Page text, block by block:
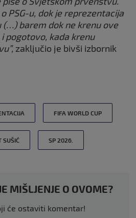
PSG-u, dok je reprezentacija
(…) barem dok ne krenu ove
pogotovo, kada krenu
zaključio je bivši izbornik
FIFA WORLD CUP
SUŠIĆ SP 2026.
MIŠLJENJE O OVOME?
će ostaviti komentar!